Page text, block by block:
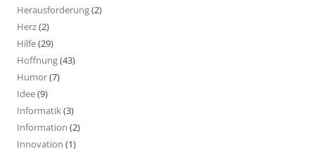
Herausforderung(2)
Herz(2)
Hilfe(29)
Hoffnung(43)
Humor(7)
Idee(9)
Informatik(3)
Information (2)
Innovation (1)